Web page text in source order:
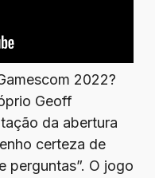
2022?
Geoff
da abertura
certeza de
perguntas”. O jogo